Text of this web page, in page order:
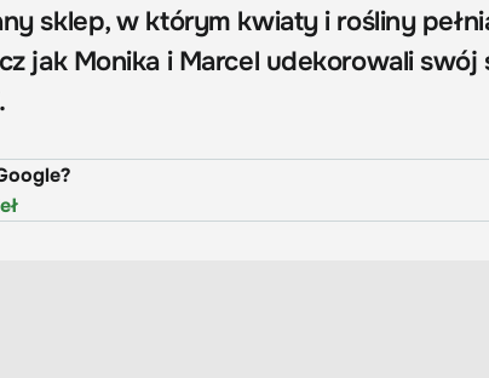
sklep, w którym kwiaty i rośliny
jak Monika i Marcel udekorowali swój